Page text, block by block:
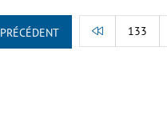
PRÉCÉDENT 133